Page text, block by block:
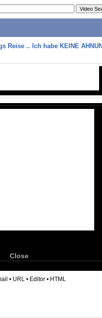
Reise .. Ich habe KEINE
Close
• URL • Editor • HTML